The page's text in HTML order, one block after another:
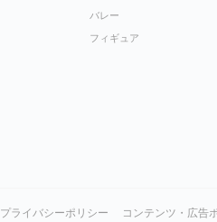
バレー
フィギュア
プライバシーポリシー コンテンツ・広告